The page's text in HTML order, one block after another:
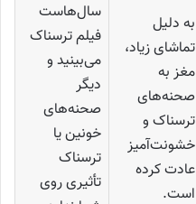
به دلیل
تماشای زیاد،
مغز به
صحنه‌های
ترسناک و
خشونت‌آمیز
عادت کرده
است.
سال‌هاست
فیلم ترسناک
می‌بینید و
دیگر
صحنه‌های
خونین یا
ترسناک
تأثیری روی